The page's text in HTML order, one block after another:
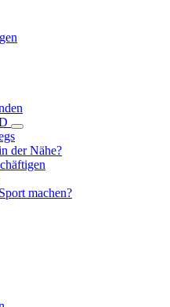
der Nähe?
machen?